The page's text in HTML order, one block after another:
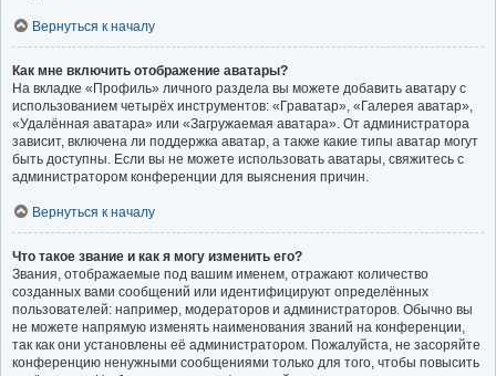
Вернуться к началу
Как мне включить отображение аватары?
На вкладке «Профиль» личного раздела вы можете добавить аватару с
использованием четырёх инструментов: «Граватар», «Галерея аватар»,
«Удалённая аватара» или «Загружаемая аватара». От администратора
зависит, включена ли поддержка аватар, а также какие типы аватар могут
быть доступны. Если вы не можете использовать аватары, свяжитесь с
администратором конференции для выяснения причин.
Вернуться к началу
Что такое звание и как я могу изменить его?
Звания, отображаемые под вашим именем, отражают количество
созданных вами сообщений или идентифицируют определённых
пользователей: например, модераторов и администраторов. Обычно вы
не можете напрямую изменять наименования званий на конференции,
так как они установлены её администратором. Пожалуйста, не засоряйте
конференцию ненужными сообщениями только для того, чтобы повысить